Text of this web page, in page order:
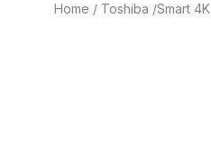
Toshiba Smart 4K